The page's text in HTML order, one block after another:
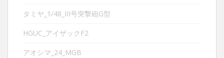
タミヤ_1/48_III号突撃砲G型
HGUC_アイザックF2
アオシマ_24_MGB